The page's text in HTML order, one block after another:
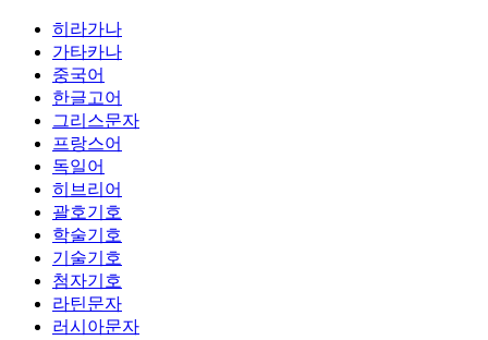
히라가나
가타카나
중국어
한글고어
그리스문자
프랑스어
독일어
히브리어
괄호기호
학술기호
기술기호
첨자기호
라틴문자
러시아문자